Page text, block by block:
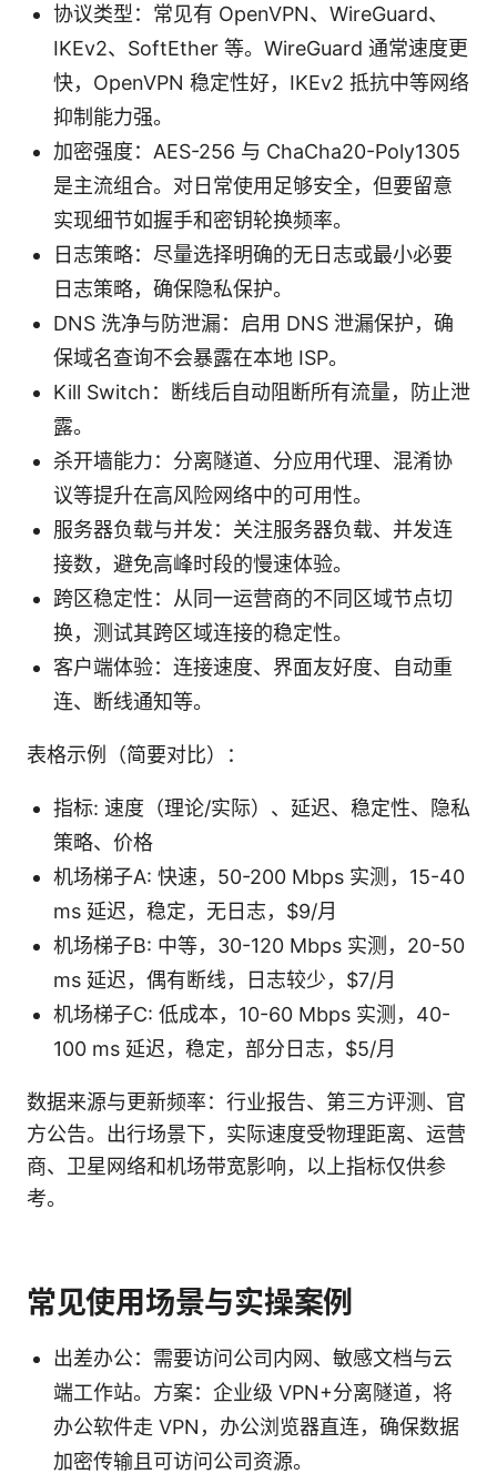
协议类型：常见有 OpenVPN、WireGuard、
IKEv2、SoftEther 等。WireGuard 通常速度更
快，OpenVPN 稳定性好，IKEv2 抵抗中等网络
抑制能力强。
加密强度：AES-256 与 ChaCha20-Poly1305
是主流组合。对日常使用足够安全，但要留意
实现细节如握手和密钥轮换频率。
日志策略：尽量选择明确的无日志或最小必要
日志策略，确保隐私保护。
DNS 洗净与防泄漏：启用 DNS 泄漏保护，确
保域名查询不会暴露在本地 ISP。
Kill Switch：断线后自动阻断所有流量，防止泄
露。
杀开墙能力：分离隧道、分应用代理、混淆协
议等提升在高风险网络中的可用性。
服务器负载与并发：关注服务器负载、并发连
接数，避免高峰时段的慢速体验。
跨区稳定性：从同一运营商的不同区域节点切
换，测试其跨区域连接的稳定性。
客户端体验：连接速度、界面友好度、自动重
连、断线通知等。
表格示例（简要对比）：
指标: 速度（理论/实际）、延迟、稳定性、隐私
策略、价格
机场梯子A: 快速，50-200 Mbps 实测，15-40
ms 延迟，稳定，无日志，$9/月
机场梯子B: 中等，30-120 Mbps 实测，20-50
ms 延迟，偶有断线，日志较少，$7/月
机场梯子C: 低成本，10-60 Mbps 实测，40-
100 ms 延迟，稳定，部分日志，$5/月
数据来源与更新频率：行业报告、第三方评测、官
方公告。出行场景下，实际速度受物理距离、运营
商、卫星网络和机场带宽影响，以上指标仅供参
考。
常见使用场景与实操案例
出差办公：需要访问公司内网、敏感文档与云
端工作站。方案：企业级 VPN+分离隧道，将
办公软件走 VPN，办公浏览器直连，确保数据
加密传输且可访问公司资源。